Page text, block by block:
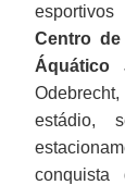
Centro
Áquático
estádio,
conquista